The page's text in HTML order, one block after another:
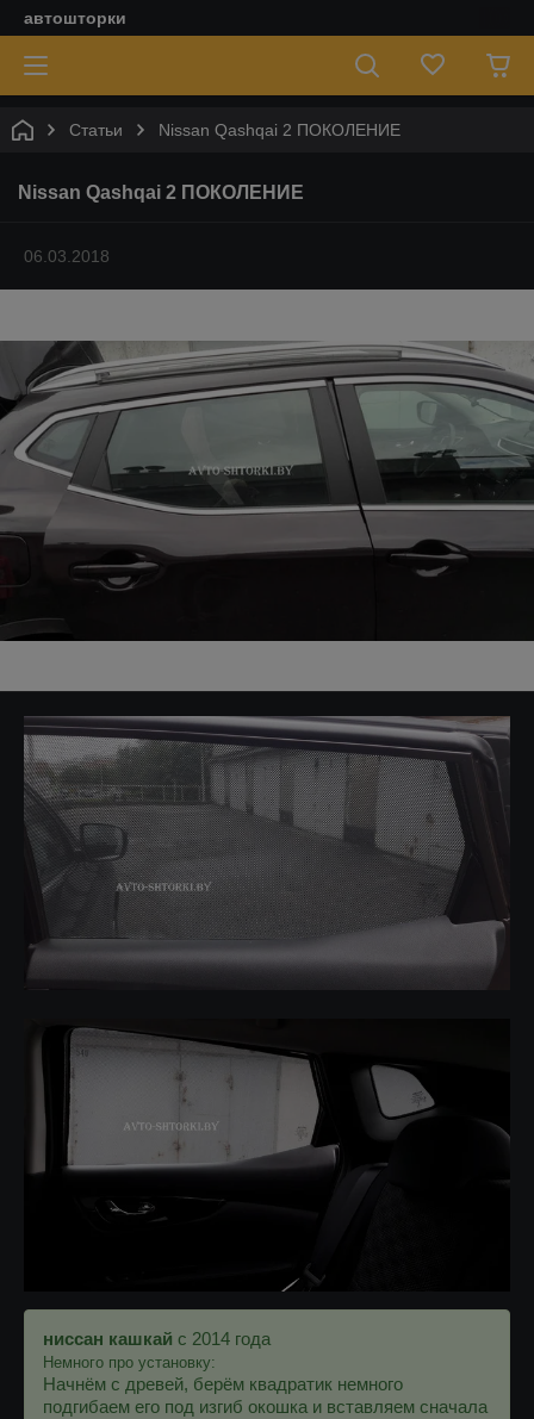
автошторки
Статьи Nissan Qashqai 2 ПОКОЛЕНИЕ
Nissan Qashqai 2 ПОКОЛЕНИЕ
06.03.2018
ниссан кашкай с 2014 года
Немного про установку:
Начнём с древей, берём квадратик немного
подгибаем его под изгиб окошка и вставляем сначала